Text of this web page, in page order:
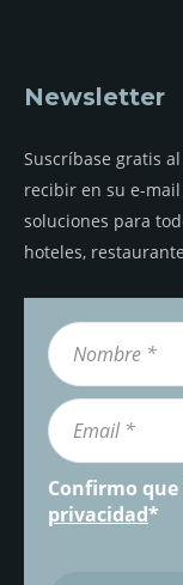
Newsletter
Suscríbase gratis
recibir en su e-
soluciones para
hoteles,
Confirmo
privacidad*